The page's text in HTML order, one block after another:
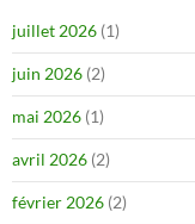
juillet 2026 (1)
juin 2026 (2)
mai 2026 (1)
avril 2026 (2)
février 2026 (2)